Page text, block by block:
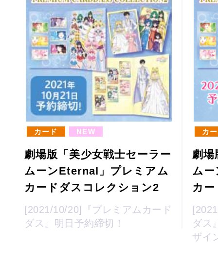
カード NEW
劇場版「美少女戦士セーラー
ムーンEternal」プレミアム
カードダスコレクション2
[2021/10/20]『プレミアムカード
ダス』明日予約締切！
カ
劇場
ム
カ
ダス
ザイ